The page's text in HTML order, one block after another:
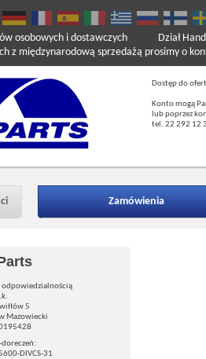
osobowych i dostawczych
sprzedażą prosimy o
Dział
Dostęp do
Konto mogą
lub poprzez
tel. 22 292 12
Zamówienia
odpowiedzialnością
5
Mazowiecki
doreczeń:
DIVCS-31